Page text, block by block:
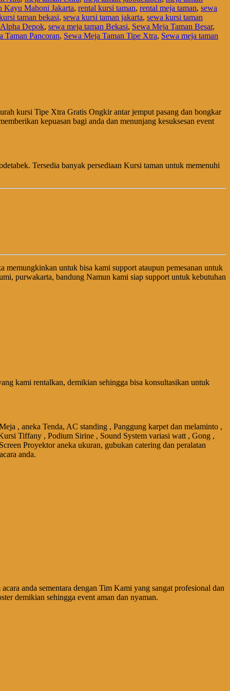
Kayu Mahoni Jakarta, rental kursi taman, rental meja taman, sewa
taman bekasi, sewa kursi taman jakarta, sewa kursi taman
Depok, sewa meja taman Bekasi, Sewa Meja Taman Besar,
Taman Pancoran, Sewa Meja Taman Tipe Xtra, Sewa meja taman
kursi Tipe Xtra Gratis Ongkir antar jemput pasang dan bongkar
kepuasan bagi anda dan menunjang kesuksesan event
Tersedia banyak persediaan Kursi taman untuk memenuhi
memungkinkan untuk bisa kami support ataupun pemesanan untuk
purwakarta, bandung Namun kami siap support untuk kebutuhan
kami rentalkan, demikian sehingga bisa konsultasikan untuk
, aneka Tenda, AC standing , Panggung karpet dan melaminto ,
Tiffany , Podium Sirine , Sound System variasi watt , Gong ,
Proyektor aneka ukuran, gubukan catering dan peralatan
anda.
anda sementara dengan Tim Kami yang sangat profesional dan
demikian sehingga event aman dan nyaman.